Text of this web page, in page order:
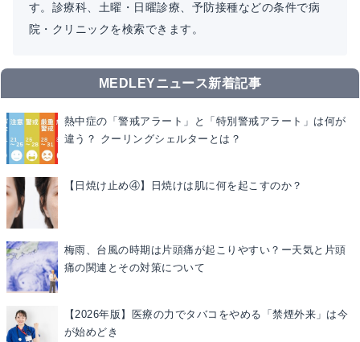
す。診療科、土曜・日曜診療、予防接種などの条件で病
院・クリニックを検索できます。
MEDLEYニュース新着記事
熱中症の「警戒アラート」と「特別警戒アラート」は何が
違う？ クーリングシェルターとは？
【日焼け止め④】日焼けは肌に何を起こすのか？
梅雨、台風の時期は片頭痛が起こりやすい？ー天気と片頭
痛の関連とその対策について
【2026年版】医療の力でタバコをやめる「禁煙外来」は今
が始めどき